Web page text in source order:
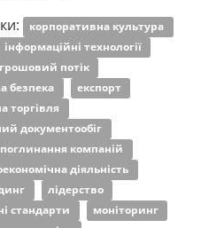
корпоративна культура
інформаційні технології
грошовий потік
безпека
експорт
торгівля
документообіг
компаній
діяльність
лідерство
стандарти
моніторинг